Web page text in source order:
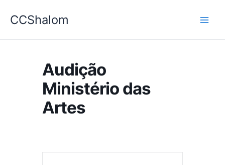
para
conteúdo
CCShalom
Audição
Ministério das
Artes